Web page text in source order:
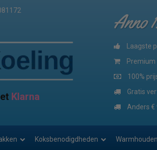
Klarna
Anno
Laagste
Premium
100%
Gratis
Anders €
Koksbenodigdheden Warmhouden